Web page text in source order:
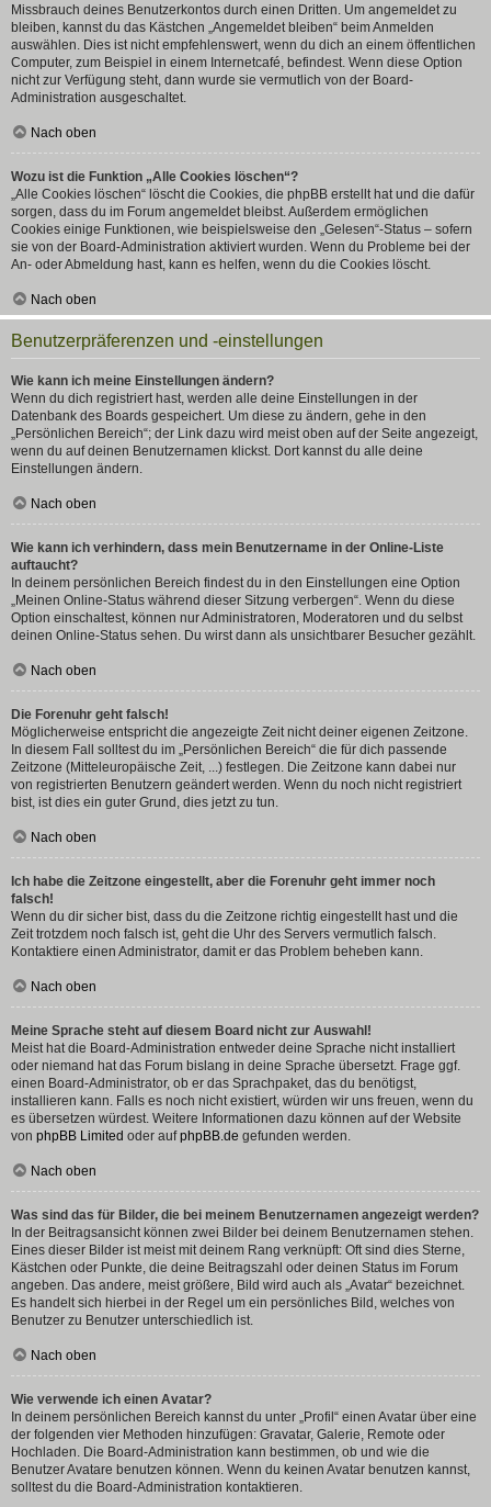
Missbrauch deines Benutzerkontos durch einen Dritten. Um angemeldet zu
bleiben, kannst du das Kästchen „Angemeldet bleiben“ beim Anmelden
auswählen. Dies ist nicht empfehlenswert, wenn du dich an einem öffentlichen
Computer, zum Beispiel in einem Internetcafé, befindest. Wenn diese Option
nicht zur Verfügung steht, dann wurde sie vermutlich von der Board-
Administration ausgeschaltet.
Nach oben
Wozu ist die Funktion „Alle Cookies löschen“?
„Alle Cookies löschen“ löscht die Cookies, die phpBB erstellt hat und die dafür
sorgen, dass du im Forum angemeldet bleibst. Außerdem ermöglichen
Cookies einige Funktionen, wie beispielsweise den „Gelesen“-Status – sofern
sie von der Board-Administration aktiviert wurden. Wenn du Probleme bei der
An- oder Abmeldung hast, kann es helfen, wenn du die Cookies löscht.
Nach oben
Benutzerpräferenzen und -einstellungen
Wie kann ich meine Einstellungen ändern?
Wenn du dich registriert hast, werden alle deine Einstellungen in der
Datenbank des Boards gespeichert. Um diese zu ändern, gehe in den
„Persönlichen Bereich“; der Link dazu wird meist oben auf der Seite angezeigt,
wenn du auf deinen Benutzernamen klickst. Dort kannst du alle deine
Einstellungen ändern.
Nach oben
Wie kann ich verhindern, dass mein Benutzername in der Online-Liste
auftaucht?
In deinem persönlichen Bereich findest du in den Einstellungen eine Option
„Meinen Online-Status während dieser Sitzung verbergen“. Wenn du diese
Option einschaltest, können nur Administratoren, Moderatoren und du selbst
deinen Online-Status sehen. Du wirst dann als unsichtbarer Besucher gezählt.
Nach oben
Die Forenuhr geht falsch!
Möglicherweise entspricht die angezeigte Zeit nicht deiner eigenen Zeitzone.
In diesem Fall solltest du im „Persönlichen Bereich“ die für dich passende
Zeitzone (Mitteleuropäische Zeit, ...) festlegen. Die Zeitzone kann dabei nur
von registrierten Benutzern geändert werden. Wenn du noch nicht registriert
bist, ist dies ein guter Grund, dies jetzt zu tun.
Nach oben
Ich habe die Zeitzone eingestellt, aber die Forenuhr geht immer noch
falsch!
Wenn du dir sicher bist, dass du die Zeitzone richtig eingestellt hast und die
Zeit trotzdem noch falsch ist, geht die Uhr des Servers vermutlich falsch.
Kontaktiere einen Administrator, damit er das Problem beheben kann.
Nach oben
Meine Sprache steht auf diesem Board nicht zur Auswahl!
Meist hat die Board-Administration entweder deine Sprache nicht installiert
oder niemand hat das Forum bislang in deine Sprache übersetzt. Frage ggf.
einen Board-Administrator, ob er das Sprachpaket, das du benötigst,
installieren kann. Falls es noch nicht existiert, würden wir uns freuen, wenn du
es übersetzen würdest. Weitere Informationen dazu können auf der Website
von phpBB Limited oder aufphpBB.de gefunden werden.
Nach oben
Was sind das für Bilder, die bei meinem Benutzernamen angezeigt werden?
In der Beitragsansicht können zwei Bilder bei deinem Benutzernamen stehen.
Eines dieser Bilder ist meist mit deinem Rang verknüpft: Oft sind dies Sterne,
Kästchen oder Punkte, die deine Beitragszahl oder deinen Status im Forum
angeben. Das andere, meist größere, Bild wird auch als „Avatar“ bezeichnet.
Es handelt sich hierbei in der Regel um ein persönliches Bild, welches von
Benutzer zu Benutzer unterschiedlich ist.
Nach oben
Wie verwende ich einen Avatar?
In deinem persönlichen Bereich kannst du unter „Profil“ einen Avatar über eine
der folgenden vier Methoden hinzufügen: Gravatar, Galerie, Remote oder
Hochladen. Die Board-Administration kann bestimmen, ob und wie die
Benutzer Avatare benutzen können. Wenn du keinen Avatar benutzen kannst,
solltest du die Board-Administration kontaktieren.